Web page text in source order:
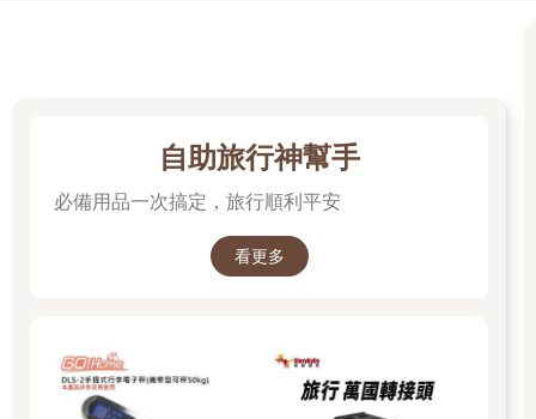
HANJIRO與日本古著世界幾乎已經畫上了等號，所以HANJIRO
款式卻一樣齊全眾多。如果妳喜歡古著搭配法，想把自己的創意
穿上身，那絕對值得花上半天時間在這裡尋寶、試穿、搭配出屬
【DATA】
HANJIRO（HARAJUKU店）
地址：東京都澀谷區神宮前4-31-10；YMスクエア原宿三、四樓
自助旅行神幫手
必備用品一次搞定，旅行順利平安
看更多